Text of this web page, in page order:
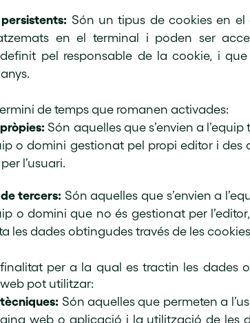
Són un tipus de cookies en el
en el terminal i poden ser
pel responsable de la cookie, i
de temps que romanen activades:
Són aquelles que s’envien a
o domini gestionat pel propi editor i des
l’usuari.
tercers: Són aquelles que s’envien a
o domini que no és gestionat per
les dades obtingudes través de les cookies.
per a la qual es tractin les dades
pot utilitzar:
Són aquelles que permeten a
web o aplicació i la utilització de les